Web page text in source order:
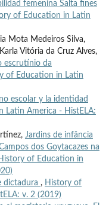
femenina Salta fines
of Education in Latin
Mota Medeiros Silva,
Vitória da Cruz Alves,
escrutínio da
of Education in Latin
escolar y la identidad
Latin America - HistELA:
Jardins de infância
dos Goytacazes na
of Education in
dictadura , History of
v. 2 (2019)